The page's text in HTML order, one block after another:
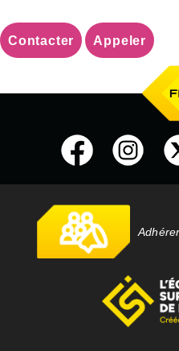
Contacter Appeler